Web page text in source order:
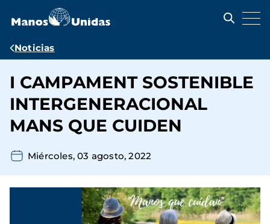
contenido
Ruta
navegación
Noticias
I CAMPAMENT SOSTENIBLE
INTERGENERACIONAL
MANS QUE CUIDEN
Miércoles, 03 agosto, 2022